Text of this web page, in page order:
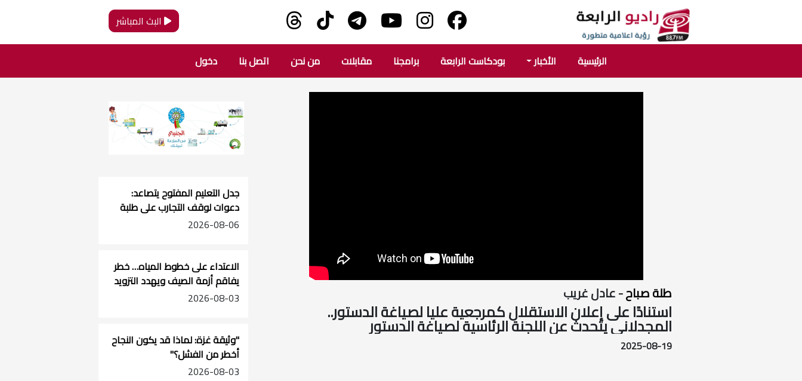
البث المباشر
الرئيسية الأخبار بودكاست الرابعة برامجنا مقابلات من نحن اتصل بنا دخول
طلة صباح- عادل غريب
استنادًا على إعلان الاستقلال كمرجعية عليا لصياغة الدستور..
المجدلاني يتحدث عن اللجنة الرئاسية لصياغة الدستور
2025-08-19
جدل التعليم المفتوح يتصاعد:
دعوات لوقف التجارب على طلبة
الصفوف الأساسية
2026-08-06
الاعتداء على خطوط المياه… خطر
يفاقم أزمة الصيف ويهدد التزويد
في جنوب الضفة
2026-08-03
"وثيقة غزة: لماذا قد يكون النجاح
أخطر من الفشل؟"
2026-08-03